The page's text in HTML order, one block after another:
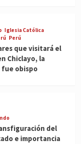
Iglesia Católica
Perú
que visitará el
Chiclayo, la
fue obispo
del
e importancia